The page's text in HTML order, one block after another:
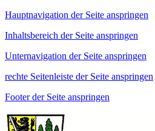
Hauptnavigation der Seite anspringen
Inhaltsbereich der Seite anspringen
Unternavigation der Seite anspringen
rechte Seitenleiste der Seite anspringen
Footer der Seite anspringen